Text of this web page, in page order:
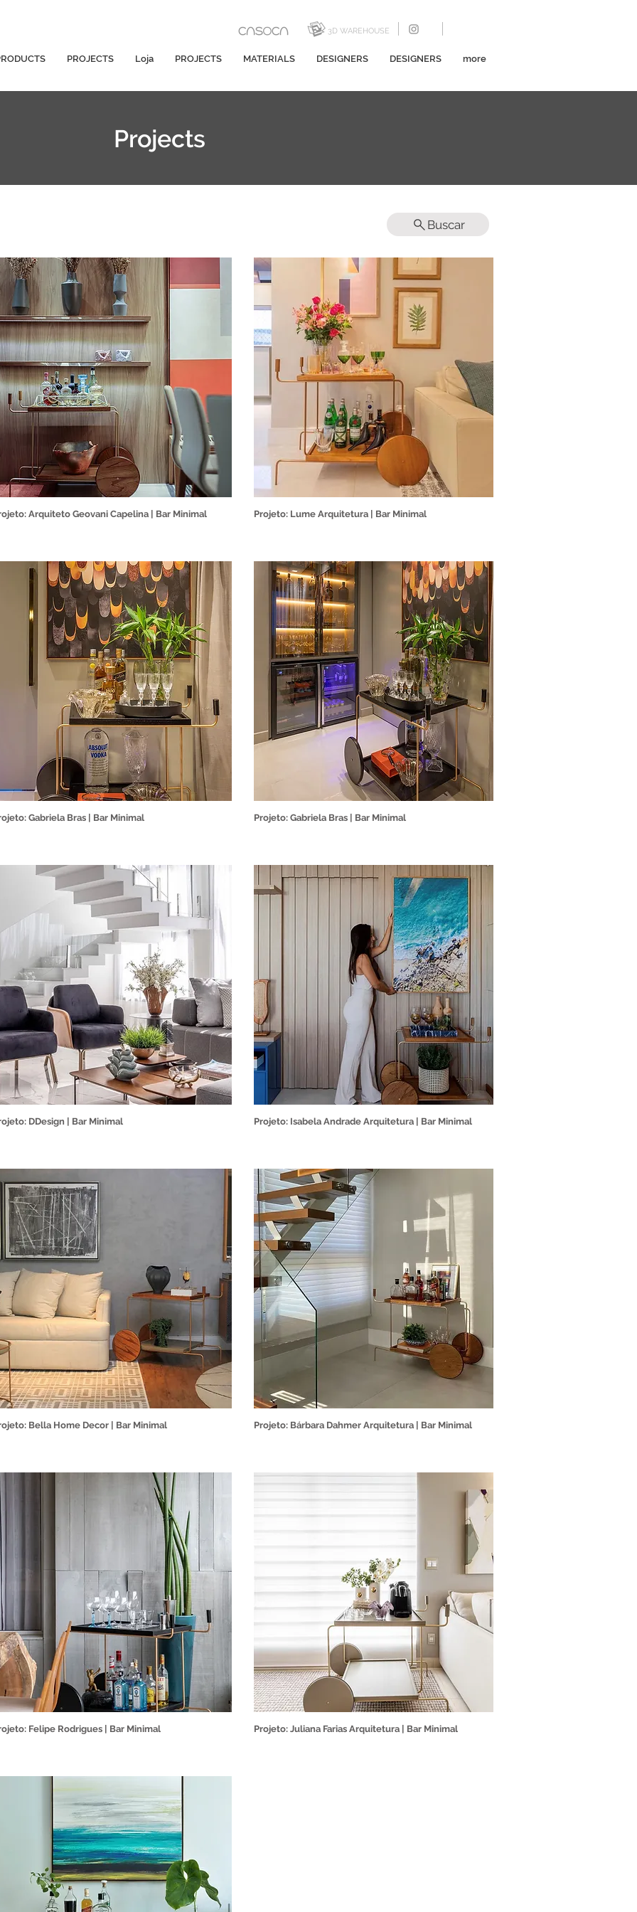
PROJECTS Loja PROJECTS MATERIALS DESIGNERS DESIGNERS more
3D WAREHOUSE
Projects
Buscar
Arquiteto Geovani Capelina | Bar Minimal Projeto: Lume Arquitetura | Bar Minimal
Gabriela Bras | Bar Minimal Projeto: Gabriela Bras | Bar Minimal
DDesign | Bar Minimal Projeto: Isabela Andrade Arquitetura | Bar Minimal
Bella Home Decor | Bar Minimal Projeto: Bárbara Dahmer Arquitetura | Bar Minimal
Felipe Rodrigues | Bar Minimal Projeto: Juliana Farias Arquitetura | Bar Minimal